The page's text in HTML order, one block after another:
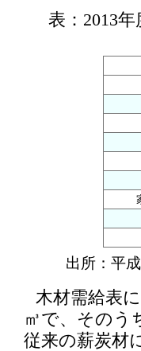
表：2013
出所：平
木材需給表
㎥で、そのう
従来の薪炭材